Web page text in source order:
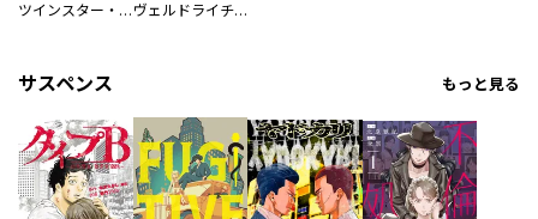
ツインスター・サイクロン・ランナウェイ ヴェルドライチオシ聖典パック 『転スラ』ミニ画集付き シリウス人気作３選
サスペンス もっと見る